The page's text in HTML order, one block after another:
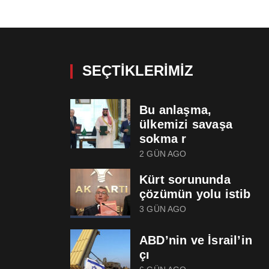
SEÇTIKLERIMIZ
Bu anlaşma,
ülkemizi savaşa
sokma r
2 GÜN AGO
Kürt sorununda
çözümün yolu istib
3 GÜN AGO
ABD’nin ve İsrail’in
çı